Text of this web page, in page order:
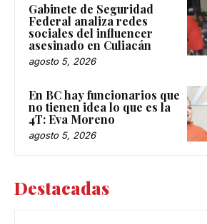
Gabinete de Seguridad
Federal analiza redes
sociales del influencer
asesinado en Culiacán
agosto 5, 2026
En BC hay funcionarios que
no tienen idea lo que es la
4T: Eva Moreno
agosto 5, 2026
Destacadas